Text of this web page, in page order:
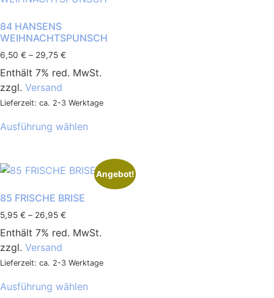
84 HANSENS
WEIHNACHTSPUNSCH
6,50 € – 29,75 €
Enthält 7% red. MwSt.
zzgl. Versand
Lieferzeit: ca. 2-3 Werktage
Ausführung wählen
Angebot!
85 FRISCHE BRISE
5,95 € – 26,95 €
Enthält 7% red. MwSt.
zzgl. Versand
Lieferzeit: ca. 2-3 Werktage
Ausführung wählen